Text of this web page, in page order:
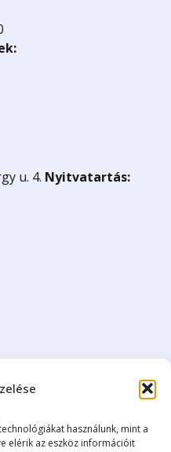
használunk, mint a
elérik az eszköz információit
u. 4. Nyitvatartás: